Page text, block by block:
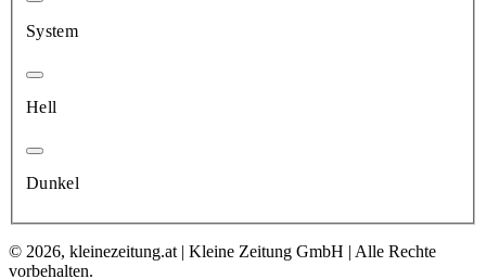
System
Hell
Dunkel
© 2026, kleinezeitung.at | Kleine Zeitung GmbH | Alle Rechte
vorbehalten.